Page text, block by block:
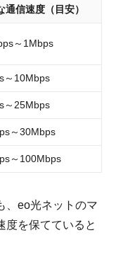
通信速度（目安）
～1Mbps
～10Mbps
～25Mbps
～30Mbps
～100Mbps
、eo光ネットのマ
度を保てていると